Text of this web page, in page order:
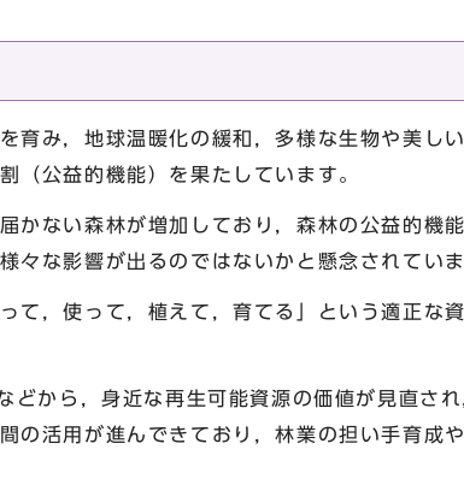
育み，地球温暖化の緩和，多様な生物や美し
（公益的機能）を果たしています。
かない森林が増加しており，森林の公益的機
々な影響が出るのではないかと懸念されていま
て，使って，植えて，育てる」という適正な
から，身近な再生可能資源の価値が見直さ
の活用が進んできており，林業の担い手育成